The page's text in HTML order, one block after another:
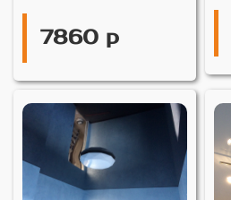
7860 р